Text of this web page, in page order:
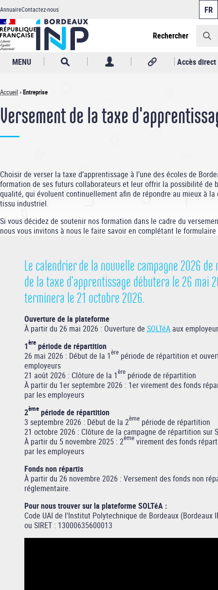
Aller
au
contenu
principal
Header
AnnuaireContactez-nous
Rechercher
MENU Accès direct
Fil
d'Ariane
Accueil Entreprise
Versement de la taxe
Choisir de verser la taxe d’apprentissage à l’une des écoles de
formation de ses futurs collaborateurs et leur offrir la possibilité de
qualité, qui évoluent continuellement afin de répondre au mieux à
tissu industriel.
Si vous décidez de soutenir nos formation dans le cadre du
nous vous invitons à nous le faire savoir en complétant le formulaire
Le calendrier de la nouvelle campagne 2026
de la taxe d’apprentissage débutera le 26 mai
terminera le 21 octobre 2026.
Ouverture de la plateforme
À partir du 26 mai 2026 : Ouverture de SOLTéA aux
1ère période de répartition
26 mai 2026 : Début de la 1ère période de répartition et
employeurs
21 août 2026 : Clôture de la 1ère période de répartition
À partir du 1er septembre 2026 : 1er virement des fonds
par les employeurs
2ème période de répartition
3 septembre 2026 : Début de la 2ème période de répartition
21 octobre 2026 : Clôture de la campagne de répartition sur
À partir du 5 novembre 2025 : 2ème virement des fonds
par les employeurs
Fonds non répartis
À partir du 26 novembre 2026 : Versement des fonds non
réglementaire.
Pour nous trouver sur la plateforme SOLTéA :
Code UAI de l'Institut Polytechnique de Bordeaux (Bordeaux
ou SIRET : 13000635600013
Panneau de gestion des cookies